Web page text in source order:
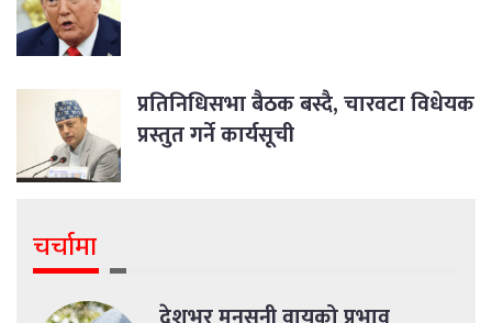
प्रतिनिधिसभा बैठक बस्दै, चारवटा विधेयक
प्रस्तुत गर्ने कार्यसूची
चर्चामा